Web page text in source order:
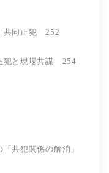
共同正犯 252
と現場共謀 254
共犯関係の解消」